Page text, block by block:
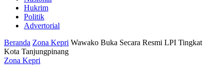
Hukrim
Politik
Advertorial
Beranda Zona Kepri Wawako Buka Secara Resmi LPI Tingkat
Kota Tanjungpinang
Zona Kepri